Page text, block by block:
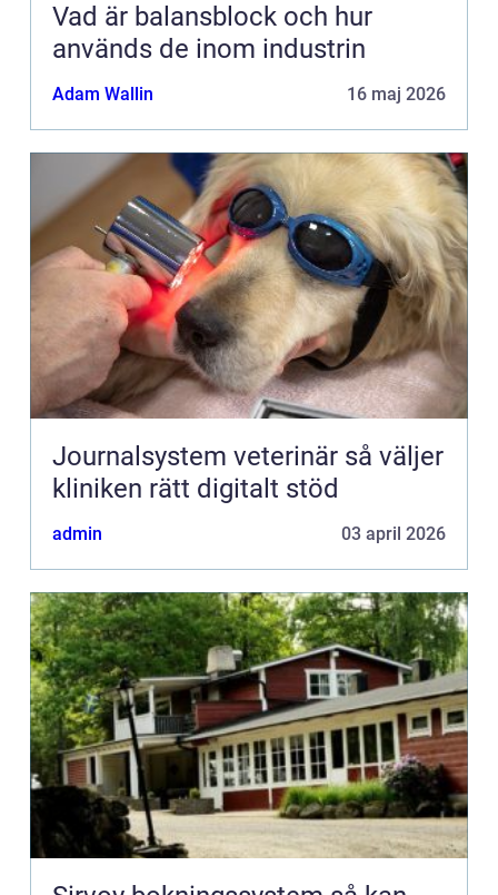
Vad är balansblock och hur
används de inom industrin
Adam Wallin 16 maj 2026
Journalsystem veterinär så väljer
kliniken rätt digitalt stöd
admin 03 april 2026